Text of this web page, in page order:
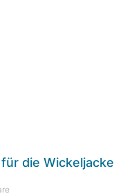
die Wickeljacke